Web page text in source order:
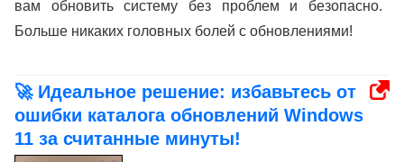
вам обновить систему без проблем и безопасно.
Больше никаких головных болей с обновлениями!
🚀 Идеальное решение: избавьтесь от
ошибки каталога обновлений Windows
11 за считанные минуты!